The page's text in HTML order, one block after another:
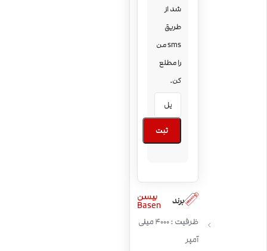
شد از
طریق
sms من
را مطلع
کن.
ثبت
برند بیسن
Basen
ظرفیت : 4000 میلی
آمپر